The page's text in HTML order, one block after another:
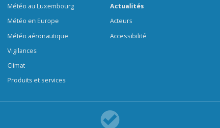
Météo au Luxembourg
Météo en Europe
Météo aéronautique
Vigilances
Climat
Produits et services
Actualités
Acteurs
Accessibilité